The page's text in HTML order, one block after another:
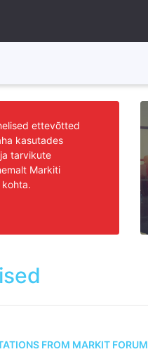
ettevõtted
kasutades
tarvikute
Markiti
FROM MARKIT FORUM